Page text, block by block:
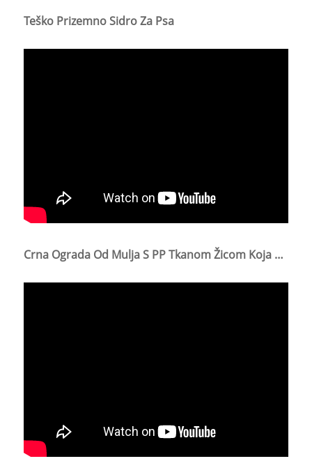
Teško Prizemno Sidro Za Psa
Crna Ograda Od Mulja S PP Tkanom Žicom Koja Se Koristi Za Kontrolu Erozije Sedimenta